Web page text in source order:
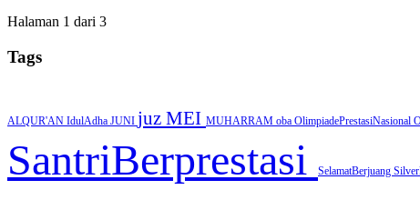
Halaman 1 dari 3
Tags
ALQUR'AN IdulAdha JUNI juz MEI MUHARRAM oba OlimpiadePrestasiNasional
SantriBerprestasi SelamatBerjuang